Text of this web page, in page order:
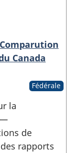
Canada
Fédérale
la
—
de
rapports